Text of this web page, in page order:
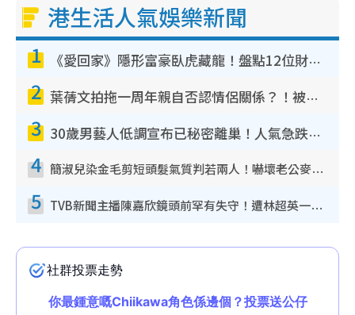
港生活人氣娛樂新聞
1 《愛回家》隱形富豪臥虎藏龍！盤點12位財氣逼人的有錢藝人：呢位靚女3億身家唔憂做
2 葉蒨文拍拖一周年親自否認情侶關係？！被質疑感情造假竟稱GM「普通同事」
3 30歲男藝人低調宣布已秘密離巢！人氣急跌變失蹤人口︰「這幾年過得並不容易」
4 簡淑兒染金毛剪短頭髮氣質判若兩人！嚇壞老公麥大力都認唔出：「你做咩事？」
5 TVB新聞主播陳嘉欣鏡頭前罕有失守！遭林超英一句說話突襲嚇親當場大笑